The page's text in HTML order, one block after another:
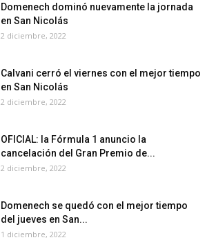
Domenech dominó nuevamente la jornada
en San Nicolás
2 diciembre, 2022
Calvani cerró el viernes con el mejor tiempo
en San Nicolás
2 diciembre, 2022
OFICIAL: la Fórmula 1 anuncio la
cancelación del Gran Premio de...
2 diciembre, 2022
Domenech se quedó con el mejor tiempo
del jueves en San...
1 diciembre, 2022